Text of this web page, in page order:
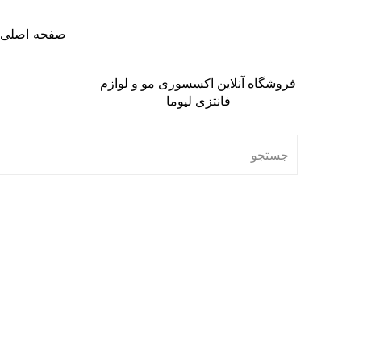
فروشگاه آنلاین اکسسوری مو و لوازم
فانتزی لیوما
صفحه اصلی